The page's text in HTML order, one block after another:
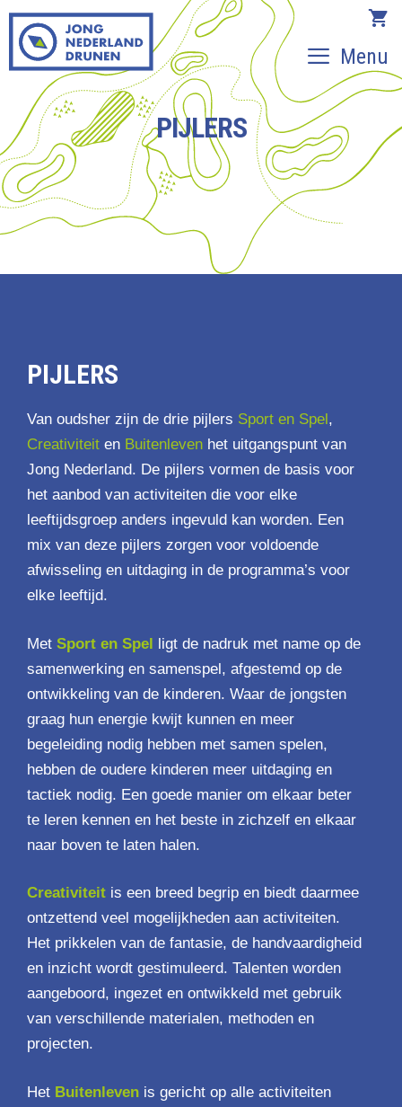
Ga
naar
Menu
PIJLERS
PIJLERS
Van oudsher zijn de drie pijlers Sport en Spel,
Creativiteit en Buitenleven het uitgangspunt van
Jong Nederland. De pijlers vormen de basis voor
het aanbod van activiteiten die voor elke
leeftijdsgroep anders ingevuld kan worden. Een
mix van deze pijlers zorgen voor voldoende
afwisseling en uitdaging in de programma’s voor
elke leeftijd.
Met Sport en Spel ligt de nadruk met name op de
samenwerking en samenspel, afgestemd op de
ontwikkeling van de kinderen. Waar de jongsten
graag hun energie kwijt kunnen en meer
begeleiding nodig hebben met samen spelen,
hebben de oudere kinderen meer uitdaging en
tactiek nodig. Een goede manier om elkaar beter
te leren kennen en het beste in zichzelf en elkaar
naar boven te laten halen.
Creativiteit is een breed begrip en biedt daarmee
ontzettend veel mogelijkheden aan activiteiten.
Het prikkelen van de fantasie, de handvaardigheid
en inzicht wordt gestimuleerd. Talenten worden
aangeboord, ingezet en ontwikkeld met gebruik
van verschillende materialen, methoden en
projecten.
Het Buitenleven is gericht op alle activiteiten